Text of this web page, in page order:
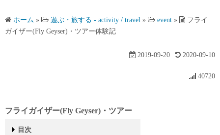
ホーム » 遊ぶ・旅する - activity / travel » event »
フライ
ガイザー(Fly Geyser)・ツアー体験記
2019-09-20 2020-09-10
40720
フライガイザー(Fly Geyser)・ツアー
目次